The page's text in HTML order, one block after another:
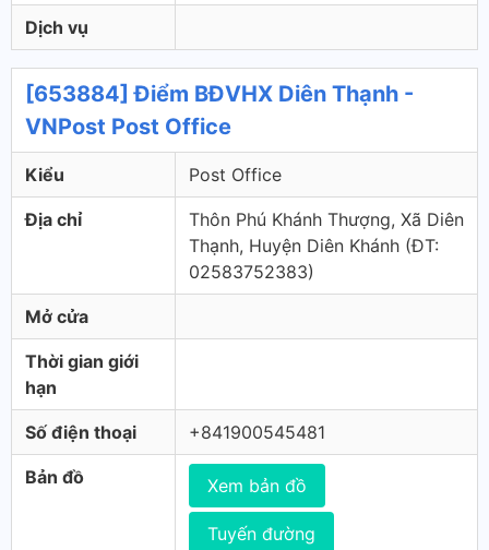
Dịch vụ
[653884] Điểm BĐVHX Diên Thạnh -
VNPost Post Office
Kiểu Post Office
Địa chỉ
Thôn Phú Khánh Thượng, Xã Diên
Thạnh, Huyện Diên Khánh (ÐT:
02583752383)
Mở cửa
Thời gian giới
hạn
Số điện thoại +841900545481
Bản đồ Xem bản đồ
Tuyến đường